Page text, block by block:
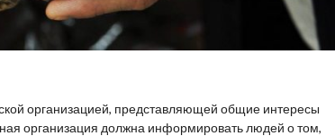
организацией, представляющей общие интересы
организация должна информировать людей о том,